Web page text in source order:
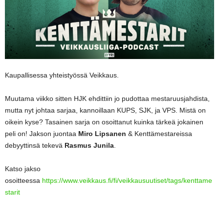
Kaupallisessa yhteistyössä Veikkaus.
Muutama viikko sitten HJK ehdittiin jo pudottaa mestaruusjahdista,
mutta nyt johtaa sarjaa, kannoillaan KUPS, SJK, ja VPS. Mistä on
oikein kyse? Tasainen sarja on osoittanut kuinka tärkeä jokainen
peli on! Jakson juontaa Miro Lipsanen & Kenttämestareissa
debyyttinsä tekevä Rasmus Junila.
Katso jakso
osoitteessa https://www.veikkaus.fi/fi/veikkausuutiset/tags/kenttame
starit